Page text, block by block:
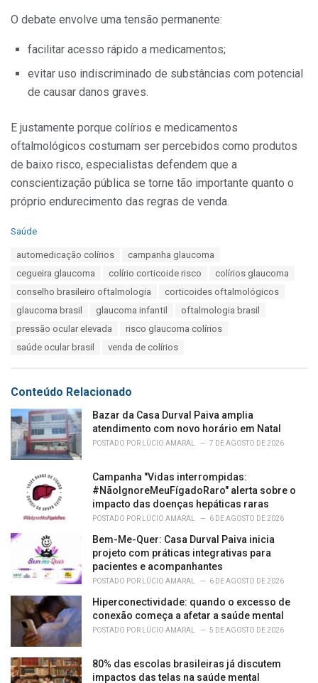
O debate envolve uma tensão permanente:
facilitar acesso rápido a medicamentos;
evitar uso indiscriminado de substâncias com potencial
de causar danos graves.
E justamente porque colírios e medicamentos
oftalmológicos costumam ser percebidos como produtos
de baixo risco, especialistas defendem que a
conscientização pública se torne tão importante quanto o
próprio endurecimento das regras de venda.
C
Saúde
automedicação colírios
campanha glaucoma
cegueira glaucoma
colírio corticoide risco
colírios glaucoma
conselho brasileiro oftalmologia
corticoides oftalmológicos
glaucoma brasil
glaucoma infantil
oftalmologia brasil
pressão ocular elevada
risco glaucoma colírios
saúde ocular brasil
venda de colírios
Conteúdo Relacionado
Bazar da Casa Durval Paiva amplia
atendimento com novo horário em Natal
POSTADO POR LÚCIO AMARAL 7 DE AGOSTO DE 2026
Campanha "Vidas interrompidas:
#NãoIgnoreMeuFígadoRaro" alerta sobre o
impacto das doenças hepáticas raras
POSTADO POR LÚCIO AMARAL 6 DE AGOSTO DE 2026
Bem-Me-Quer: Casa Durval Paiva inicia
projeto com práticas integrativas para
pacientes e acompanhantes
POSTADO POR LÚCIO AMARAL 6 DE AGOSTO DE 2026
Hiperconectividade: quando o excesso de
conexão começa a afetar a saúde mental
POSTADO POR LÚCIO AMARAL 5 DE AGOSTO DE 2026
80% das escolas brasileiras já discutem
impactos das telas na saúde mental